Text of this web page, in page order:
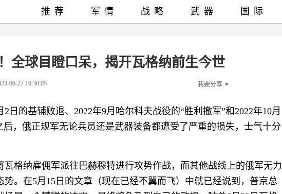
全球目瞪口呆，揭开瓦格纳前生今世
06-27 10:30:05 我要分享
2日的基辅败退、2022年9月哈尔科夫战役的“胜利撤军”和2022年10月
后，俄正规军无论兵员还是武器装备都遭受了严重的损失，士气十分
瓦格纳雇佣军派往巴赫穆特进行攻势作战，而其他战线上的俄军无力
。在5月15日的文章（现在已经不翼而飞）中就已经说到，普京总
推荐 军情 战略 武器 国际